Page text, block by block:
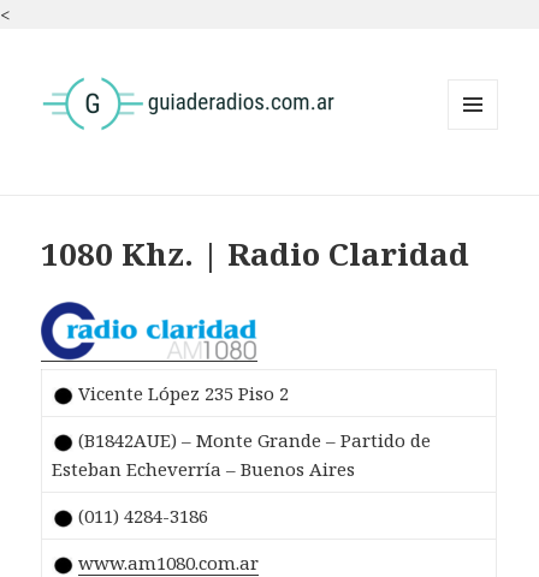
<
1080 Khz. | Radio Claridad
Vicente López 235 Piso 2
(B1842AUE) – Monte Grande – Partido de
Esteban Echeverría – Buenos Aires
(011) 4284-3186
www.am1080.com.ar